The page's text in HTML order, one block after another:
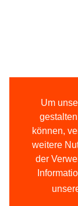
Um
können,
weitere
der